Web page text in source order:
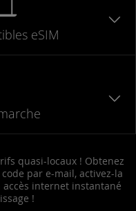
eSIM
quasi-locaux ! Obtenez
par e-mail, activez-la
internet instantané
!